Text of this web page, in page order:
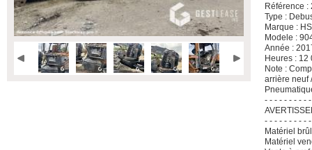
Référence :
Type :
Marque :
Modele :
Année :
Heures : 12
Note :
arrière neuf
- - - - - - - - -
- - - - - - - - -
Matériel
Matériel